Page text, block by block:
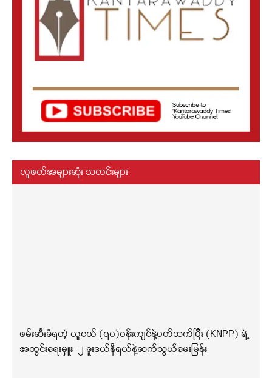
လူဖတ်အများဆုံး သတင်းများ
ဖမ်းဆီးခံရတဲ့ လူငယ် (၇၀)ဝန်းကျင်နဲ့ပတ်သက်ပြီး (KNPP) ရဲ့
အတွင်းရေးမှူး-၂ ခူးဒယ်နီရယ်နဲ့ဆက်သွယ်မေးမြန်း